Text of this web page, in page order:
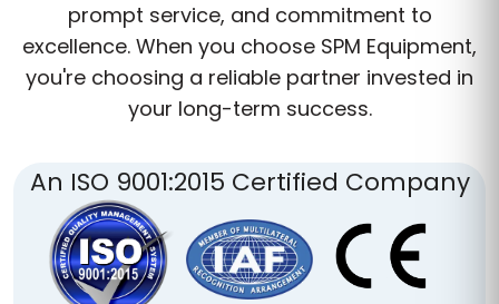
prompt service, and commitment to
excellence. When you choose SPM Equipment,
you're choosing a reliable partner invested in
your long-term success.
An ISO 9001:2015 Certified Company